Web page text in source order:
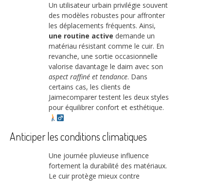
Un utilisateur urbain privilégie souvent
des modèles robustes pour affronter
les déplacements fréquents. Ainsi,
une routine active demande un
matériau résistant comme le cuir. En
revanche, une sortie occasionnelle
valorise davantage le daim avec son
aspect raffiné et tendance. Dans
certains cas, les clients de
Jaimecomparer testent les deux styles
pour équilibrer confort et esthétique.
Anticiper les conditions climatiques
Une journée pluvieuse influence
fortement la durabilité des matériaux.
Le cuir protège mieux contre